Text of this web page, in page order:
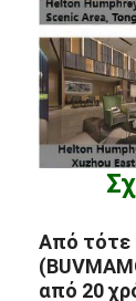
Από τότε
από 20